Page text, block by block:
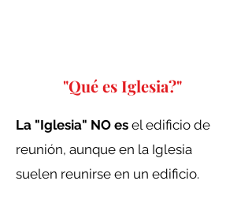
"Qué es Iglesia?"
La "Iglesia" NO es el edificio de
reunión, aunque en la Iglesia
suelen reunirse en un edificio.